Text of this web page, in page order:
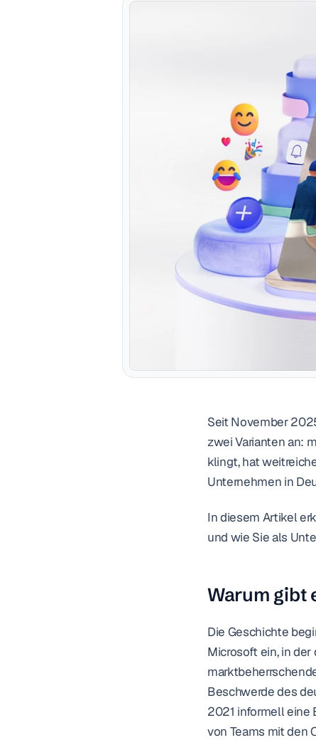
Seit November
zwei Varianten an:
klingt, hat
Unternehmen in
In diesem Artikel
und wie Sie als
Warum gibt
Die Geschichte
Microsoft ein, in
Beschwerde des
2021 informell eine
von Teams mit den